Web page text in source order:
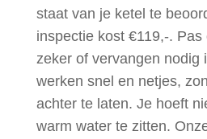
staat van je ketel te
inspectie kost €119,-.
zeker of vervangen nodig
werken snel en netjes,
achter te laten. Je hoeft
warm water te zitten.